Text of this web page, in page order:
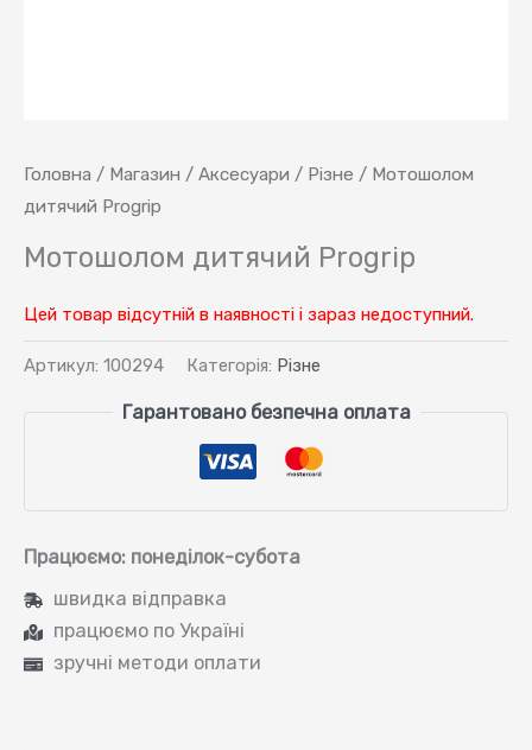
Головна / Магазин / Аксесуари / Різне / Мотошолом
дитячий Progrip
Мотошолом дитячий Progrip
Цей товар відсутній в наявності і зараз недоступний.
Артикул: 100294 Категорія: Різне
Гарантовано безпечна оплата
Працюємо: понеділок-субота
швидка відправка
працюємо по Україні
зручні методи оплати